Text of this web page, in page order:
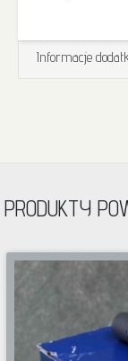
Informacje
PRODUKTY